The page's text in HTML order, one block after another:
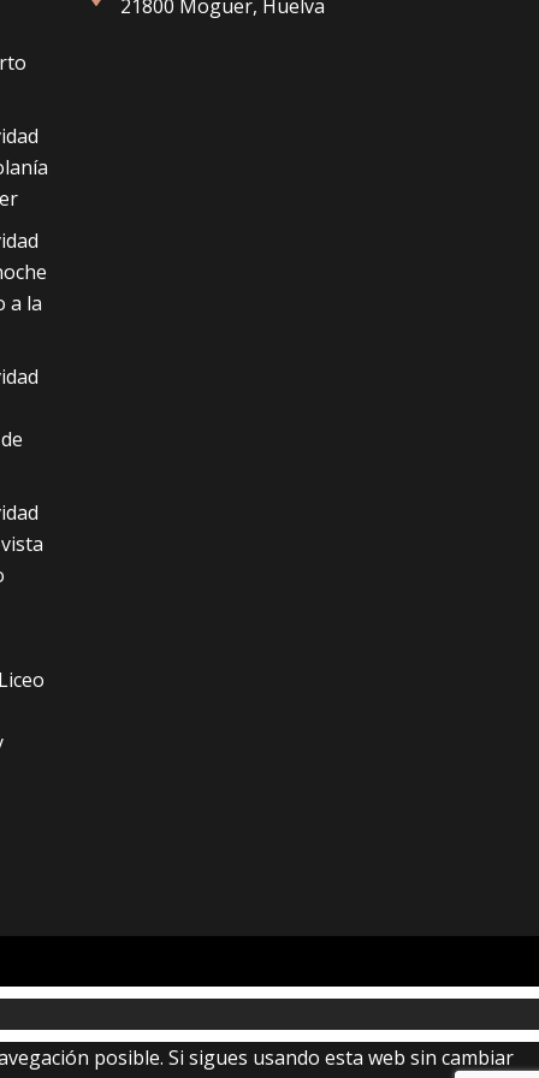
Actividad y proyectos
a la
21800 Moguer, Huelva
posible. Si sigues usando esta web sin cambiar